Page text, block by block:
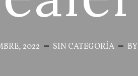
2022 SIN CATEGORÍA BY